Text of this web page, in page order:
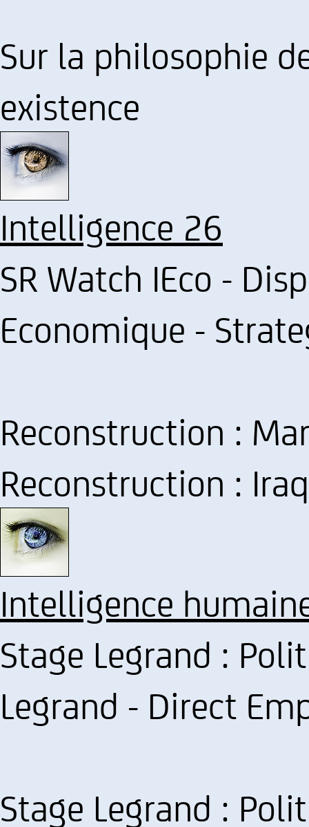
Sur la philosophie
existence
Intelligence 26
SR Watch IEco -
Economique -
Reconstruction :
Reconstruction :
Intelligence
Stage Legrand :
Legrand - Direct
Stage Legrand :